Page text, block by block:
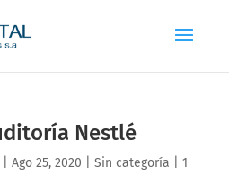
Nestlé
Ago 25, 2020 Sin categoría
1